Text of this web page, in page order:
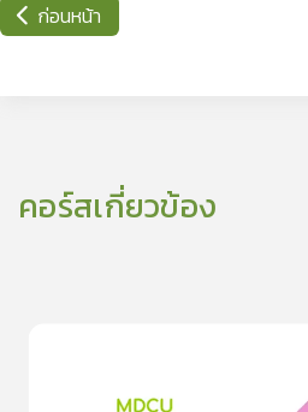
ก่อนหน้า
คอร์สเกี่ยวข้อง
โรคภาวะขากระตุกขณะหลับ รบกวนการนอนอย่า